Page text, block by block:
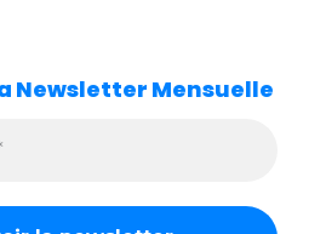
Newsletter Mensuelle